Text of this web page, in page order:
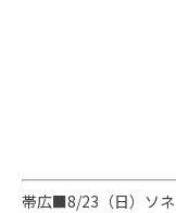
帯広■8/23（日）ソ